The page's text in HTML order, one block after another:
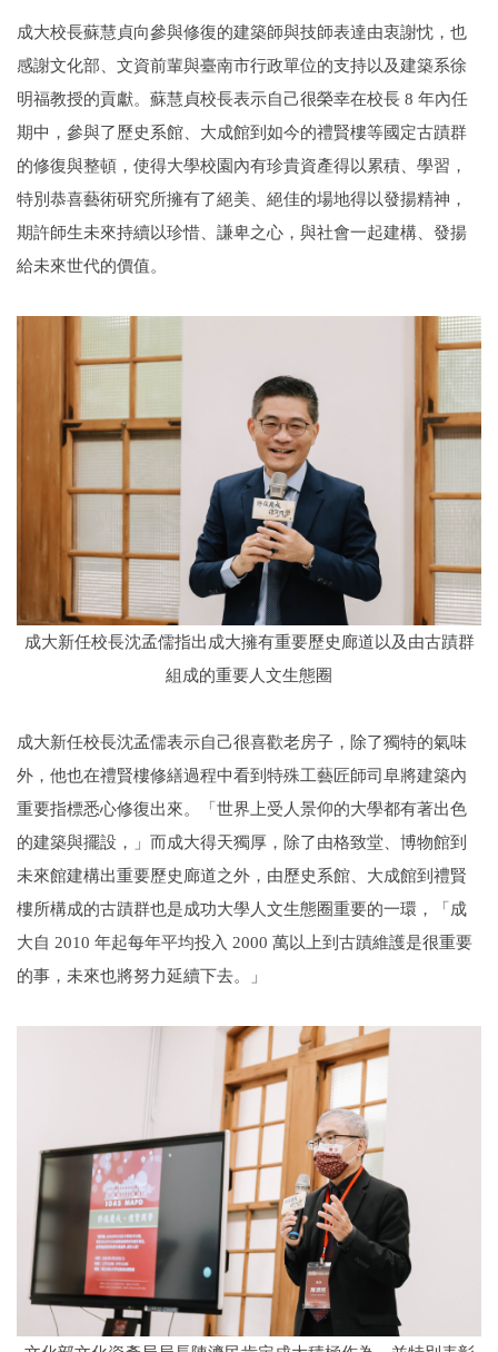
成大校長蘇慧貞向參與修復的建築師與技師表達由衷謝忱，也
感謝文化部、文資前輩與臺南市行政單位的支持以及建築系徐
明福教授的貢獻。蘇慧貞校長表示自己很榮幸在校長 8 年內任
期中，參與了歷史系館、大成館到如今的禮賢樓等國定古蹟群
的修復與整頓，使得大學校園內有珍貴資產得以累積、學習，
特別恭喜藝術研究所擁有了絕美、絕佳的場地得以發揚精神，
期許師生未來持續以珍惜、謙卑之心，與社會一起建構、發揚
給未來世代的價值。
成大新任校長沈孟儒指出成大擁有重要歷史廊道以及由古蹟群
組成的重要人文生態圈
成大新任校長沈孟儒表示自己很喜歡老房子，除了獨特的氣味
外，他也在禮賢樓修繕過程中看到特殊工藝匠師司阜將建築內
重要指標悉心修復出來。「世界上受人景仰的大學都有著出色
的建築與擺設，」而成大得天獨厚，除了由格致堂、博物館到
未來館建構出重要歷史廊道之外，由歷史系館、大成館到禮賢
樓所構成的古蹟群也是成功大學人文生態圈重要的一環，「成
大自 2010 年起每年平均投入 2000 萬以上到古蹟維護是很重要
的事，未來也將努力延續下去。」